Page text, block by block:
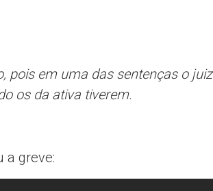
pois em uma das sentenças o juiz
os da ativa tiverem.
a greve: